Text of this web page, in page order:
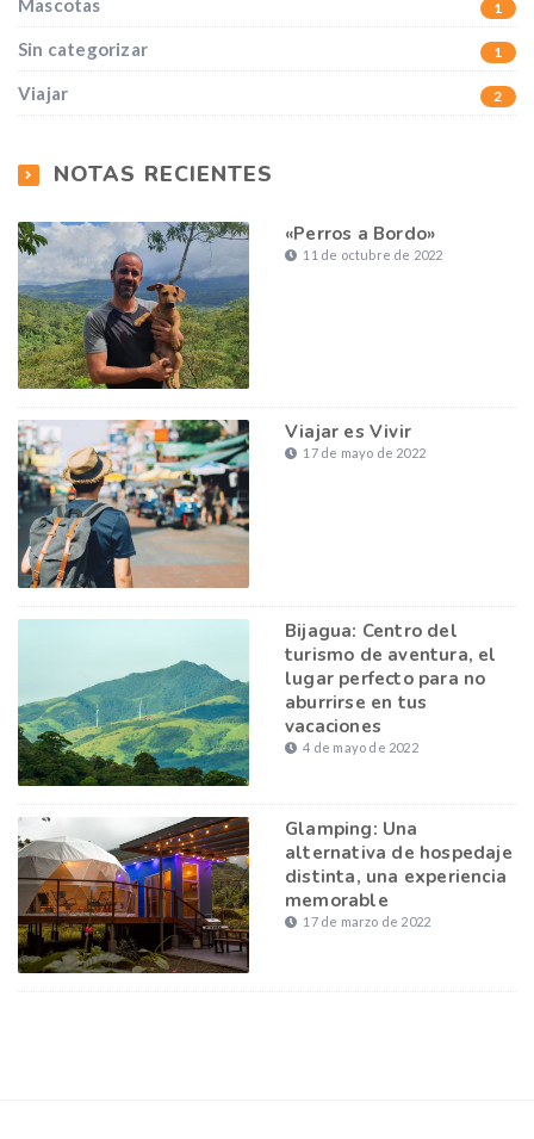
Mascotas 1
Sin categorizar 1
Viajar 2
NOTAS RECIENTES
«Perros a Bordo»
11 de octubre de 2022
Viajar es Vivir
17 de mayo de 2022
Bijagua: Centro del
turismo de aventura, el
lugar perfecto para no
aburrirse en tus
vacaciones
4 de mayo de 2022
Glamping: Una
alternativa de hospedaje
distinta, una experiencia
memorable
17 de marzo de 2022